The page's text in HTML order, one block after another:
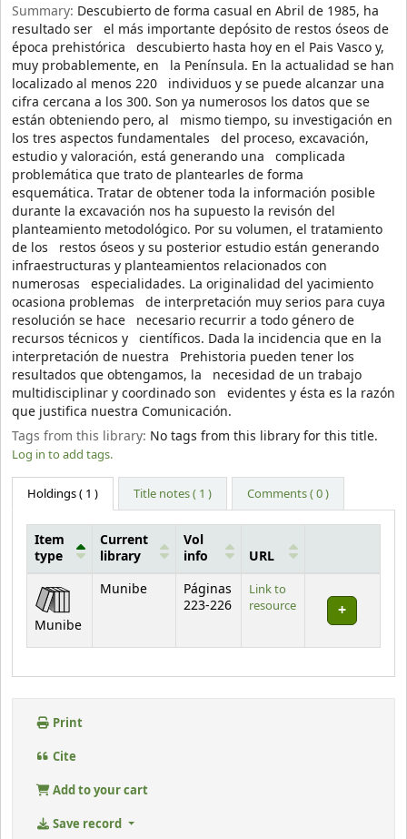
Summary: Descubierto de forma casual en Abril de 1985, ha
resultado ser el más importante depósito de restos óseos de
época prehistórica descubierto hasta hoy en el Pais Vasco y,
muy probablemente, en la Península. En la actualidad se han
localizado al menos 220 individuos y se puede alcanzar una
cifra cercana a los 300. Son ya numerosos los datos que se
están obteniendo pero, al mismo tiempo, su investigación en
los tres aspectos fundamentales del proceso, excavación,
estudio y valoración, está generando una complicada
problemática que trato de plantearles de forma
esquemática. Tratar de obtener toda la información posible
durante la excavación nos ha supuesto la revisón del
planteamiento metodológico. Por su volumen, el tratamiento
de los restos óseos y su posterior estudio están generando
infraestructuras y planteamientos relacionados con
numerosas especialidades. La originalidad del yacimiento
ocasiona problemas de interpretación muy serios para cuya
resolución se hace necesario recurrir a todo género de
recursos técnicos y científicos. Dada la incidencia que en la
interpretación de nuestra Prehistoria pueden tener los
resultados que obtengamos, la necesidad de un trabajo
multidisciplinar y coordinado son evidentes y ésta es la razón
que justifica nuestra Comunicación.
Tags from this library: No tags from this library for this title.
Log in to add tags.
Holdings( 1 ) Title notes ( 1 ) Comments ( 0 )
Holdings
Item
type
Current
library
Vol
info
URL
Munibe
Munibe
Páginas
223-226
Link to
resource
Print
Cite
Add to your cart
Save record